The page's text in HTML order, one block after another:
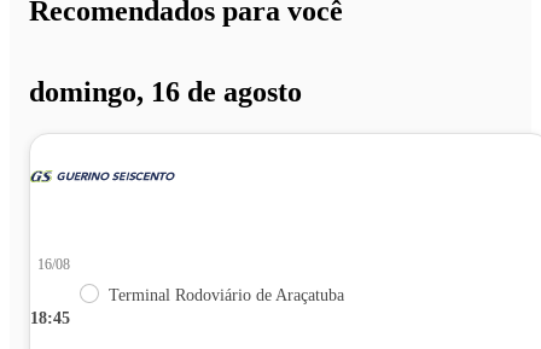
Recomendados para você
domingo, 16 de agosto
18:45
16/08
Terminal Rodoviário de Araçatuba